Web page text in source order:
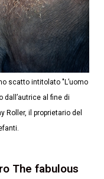
scatto intitolato "L’uomo
al fine di
Roller, il proprietario del
The fabulous